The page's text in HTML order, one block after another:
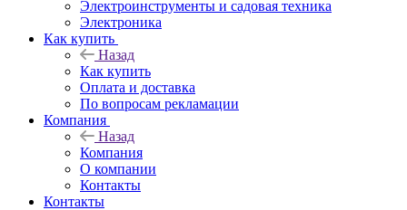
Электроинструменты и садовая техника
Электроника
Как купить
Назад
Как купить
Оплата и доставка
По вопросам рекламации
Компания
Назад
Компания
О компании
Контакты
Контакты